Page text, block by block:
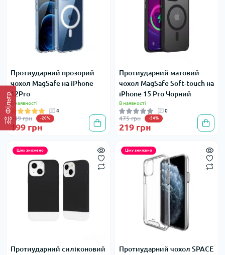
Фільтр
Протиударний прозорий
чохол MagSafe на iPhone
12Pro
В наявності
4
249 грн -20%
199 грн
Протиударний матовий
чохол MagSafe Soft-touch на
iPhone 15 Pro Чорний
В наявності
0
475 грн -54%
219 грн
Ціну знижено
Протиударний силіконовий
Ціну знижено
Протиударний чохол SPACE